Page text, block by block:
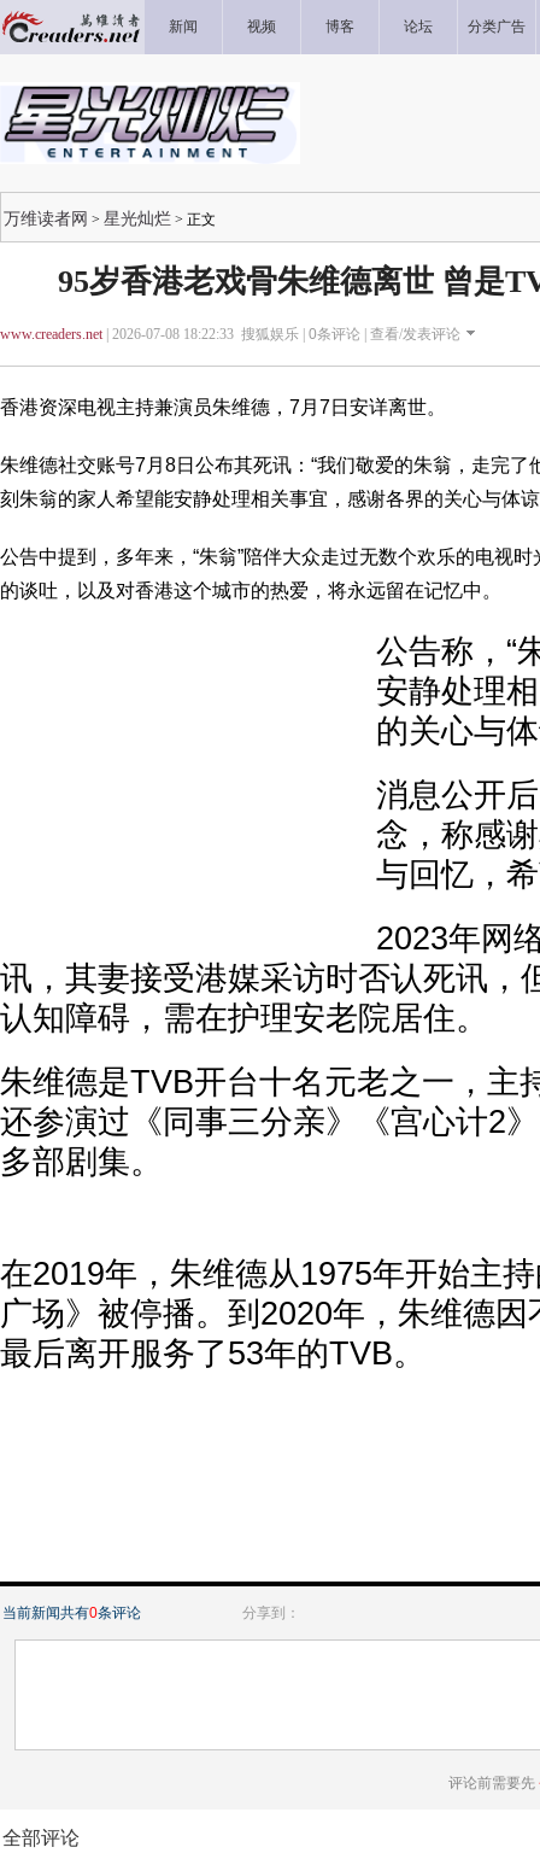
新闻 视频 博客 论坛 分类广告
万维读者网 > 星光灿烂 > 正文
95岁香港老戏骨朱维德离世 曾是
www.creaders.net| 2026-07-08 18:22:33 搜狐娱乐 | 0条评论 | 查看/发表评论
香港资深电视主持兼演员朱维德，7月7日安详离世。
朱维德社交账号7月8日公布其死讯：“我们敬爱的朱翁，走完
刻朱翁的家人希望能安静处理相关事宜，感谢各界的关心与体谅
公告中提到，多年来，“朱翁”陪伴大众走过无数个欢乐的电视
的谈吐，以及对香港这个城市的热爱，将永远留在记忆中。
公告称，“
安静处理
的关心与
消息公开
念，称感
与回忆，
2023年网
讯，其妻接受港媒采访时否认死讯，
认知障碍，需在护理安老院居住。
朱维德是TVB开台十名元老之一，主
还参演过《同事三分亲》《宫心计2
多部剧集。
在2019年，朱维德从1975年开始主
广场》被停播。到2020年，朱维德
最后离开服务了53年的TVB。
当前新闻共有0条评论 分享到：
评论前需要先
全部评论